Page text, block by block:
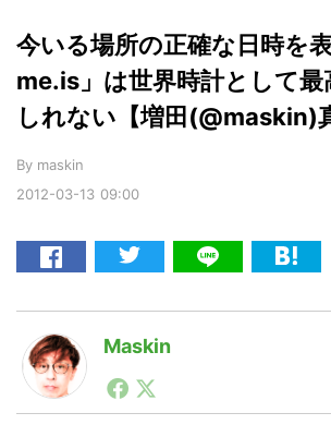
2012-03-13 09:00
今いる場所の正確な日時を
me.is」は世界時計として最
しれない【増田(@maskin)
By maskin
Maskin
1990年代初頭から記者としてまた
ートアップ業界のハードウェアか
TOPICS
暗号資産
LINE
5G Asana テレワーク
ニューノーマル
Daily Weekly